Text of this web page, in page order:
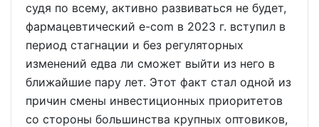
судя по всему, активно развиваться не будет,
фармацевтический e-com в 2023 г. вступил в
период стагнации и без регуляторных
изменений едва ли сможет выйти из него в
ближайшие пару лет. Этот факт стал одной из
причин смены инвестиционных приоритетов
со стороны большинства крупных оптовиков,